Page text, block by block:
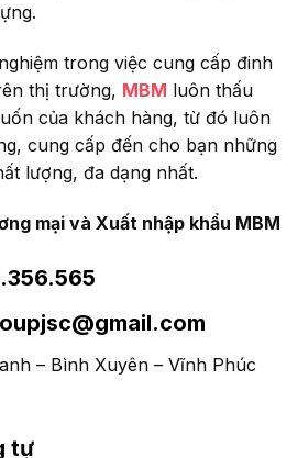
trong việc cung cấp đinh
thị trường, MBM luôn thấu
của khách hàng, từ đó luôn
cung cấp đến cho bạn những
lượng, đa dạng nhất.
mại và Xuất nhập khẩu MBM
– Bình Xuyên – Vĩnh Phúc
tự